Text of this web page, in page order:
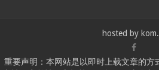
hosted by
重要声明：本网站是以即时上载文章的方